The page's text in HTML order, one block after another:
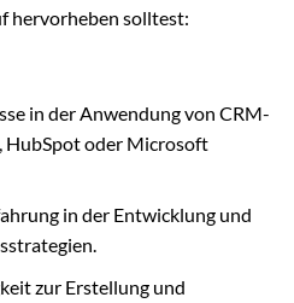
hervorheben solltest:
in der Anwendung von CRM-
HubSpot oder Microsoft
in der Entwicklung und
zur Erstellung und